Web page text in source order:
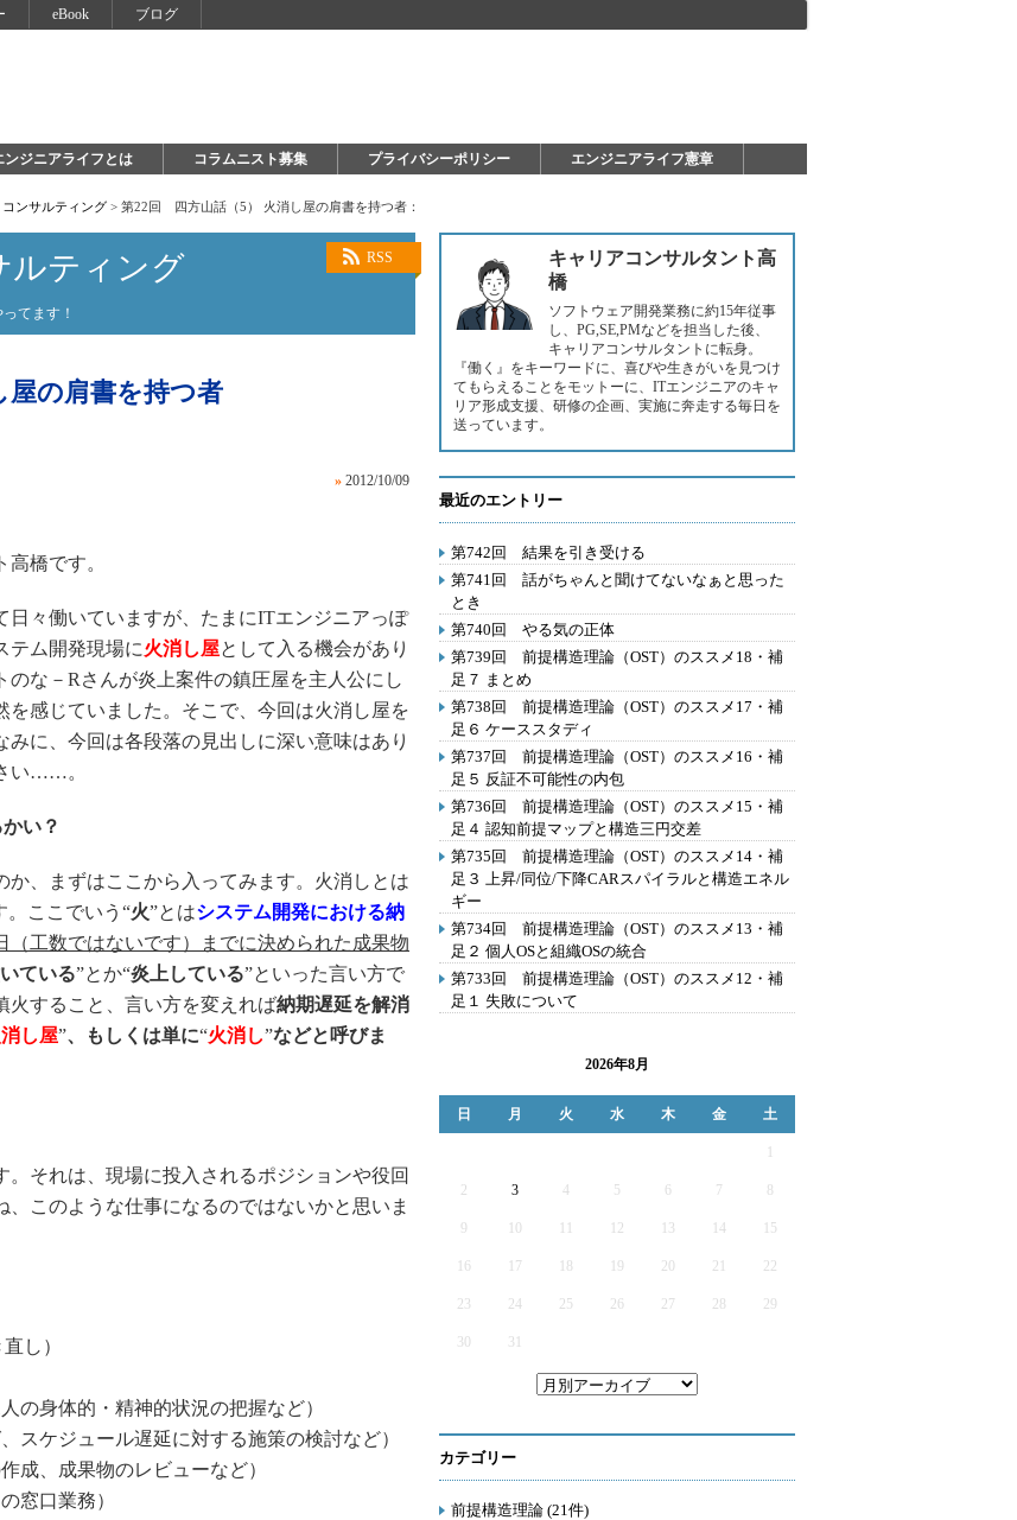
eBook ブログ
ンジニアライフとは コラムニスト募集 プライバシーポリシー エンジニアライフ憲章
ンサルティング > 第22回 四方山話（5） 火消し屋の肩書を持つ者：
RSS
ルティング
てます！
の肩書を持つ者
» 2012/10/09
橋です。
々働いていますが、たまにITエンジニアっぽ
テム開発現場に火消し屋として入る機会があり
な－Rさんが炎上案件の鎮圧屋を主人公にし
を感じていました。そこで、今回は火消し屋を
に、今回は各段落の見出しに深い意味はあり
い……。
い？
、まずはここから入ってみます。火消しとは
。ここでいう“火”とはシステム開発における納
（工数ではないです）までに決められた成果物
ている”とか“炎上している”といった言い方で
火すること、言い方を変えれば納期遅延を解消
し屋”、もしくは単に“火消し”などと呼びま
それは、現場に投入されるポジションや役回
このような仕事になるのではないかと思いま
し）
の身体的・精神的状況の把握など）
スケジュール遅延に対する施策の検討など）
成、成果物のレビューなど）
窓口業務）
キャリアコンサルタント高
橋
ソフトウェア開発業務に約15年従事
し、PG,SE,PMなどを担当した後、
キャリアコンサルタントに転身。
『働く』をキーワードに、喜びや生きがいを見つけ
てもらえることをモットーに、ITエンジニアのキャ
リア形成支援、研修の企画、実施に奔走する毎日を
送っています。
最近のエントリー
第742回 結果を引き受ける
第741回 話がちゃんと聞けてないなぁと思った
とき
第740回 やる気の正体
第739回 前提構造理論（OST）のススメ18・補
足７ まとめ
第738回 前提構造理論（OST）のススメ17・補
足６ ケーススタディ
第737回 前提構造理論（OST）のススメ16・補
足５ 反証不可能性の内包
第736回 前提構造理論（OST）のススメ15・補
足４ 認知前提マップと構造三円交差
第735回 前提構造理論（OST）のススメ14・補
足３ 上昇/同位/下降CARスパイラルと構造エネル
ギー
第734回 前提構造理論（OST）のススメ13・補
足２ 個人OSと組織OSの統合
第733回 前提構造理論（OST）のススメ12・補
足１ 失敗について
2026年8月
日 月 火 水 木 金 土
2 3 4 5 6 7
9 12 13 14 15
16 17 19 20 21 22
23 24 25 26 27 28 29
30 31
カテゴリー
前提構造理論 (21件)